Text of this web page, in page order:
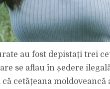
au fost depistați trei
se aflau în ședere
cetățeana moldoveancă